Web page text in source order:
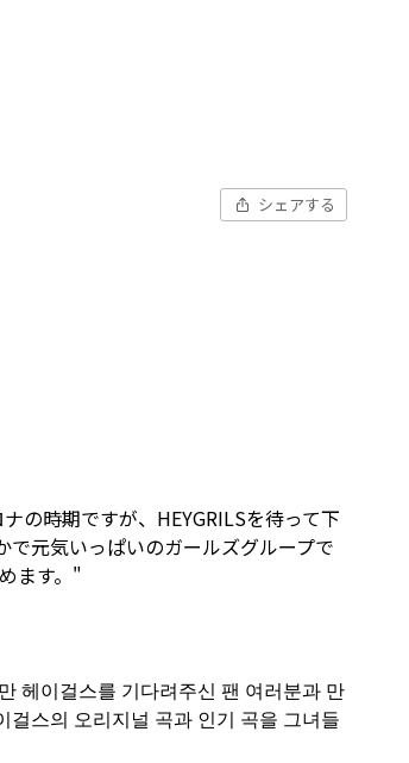
シェアする
の時期ですが、HEYGRILSを待って下
元気いっぱいのガールズグループで
ます。"
헤이걸스를 기다려주신 팬 여러분과 만
스의 오리지널 곡과 인기 곡을 그녀들